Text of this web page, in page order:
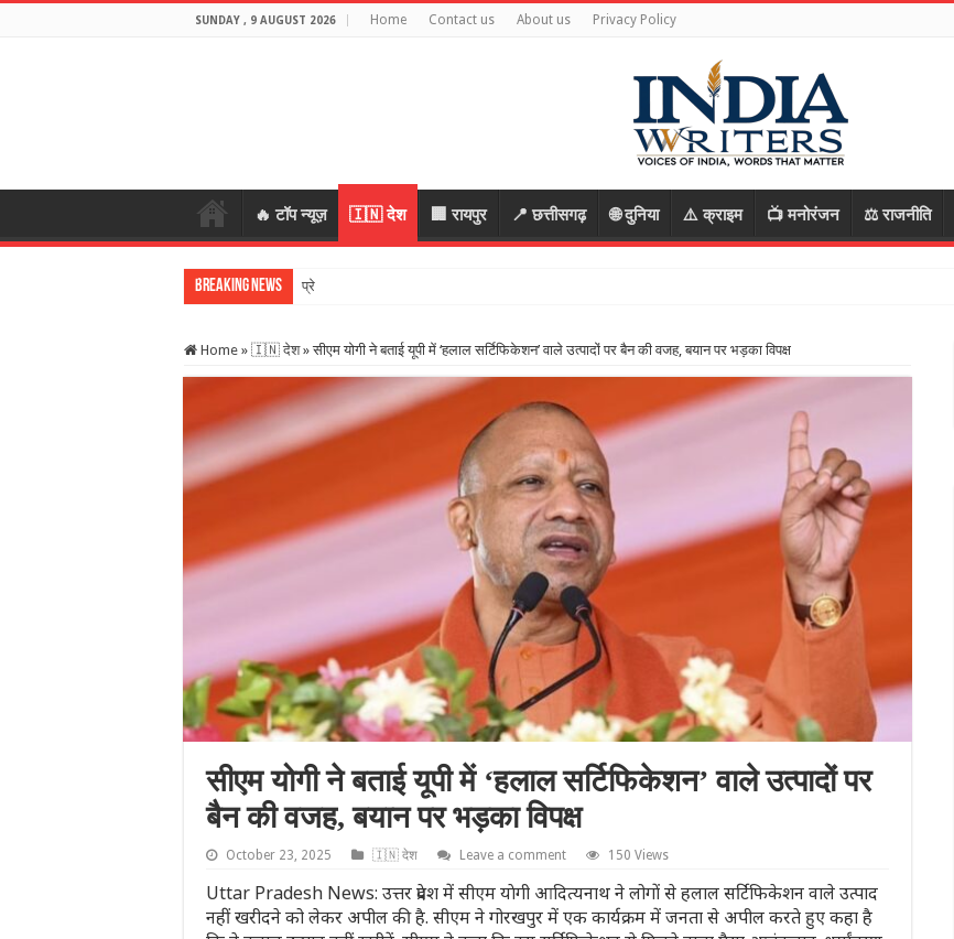
SUNDAY , 9 AUGUST 2026 Home Contact us About us Privacy Policy
🔥 टॉप न्यूज़ 🇮🇳 देश 🏢 रायपुर 📍 छत्तीसगढ़ 🌐 दुनिया ⚠️ क्राइम 📺 मनोरंजन ⚖️ राजनीति
Breaking News प्रेमी के साथ मिलकर रची पति की हत्या की साजिश, प
Home » 🇮🇳 देश » सीएम योगी ने बताई यूपी में ‘हलाल सर्टिफिकेशन’ वाले उत्पादों पर बैन की वजह, बयान पर भड़का विपक्ष
सीएम योगी ने बताई यूपी में ‘हलाल सर्टिफिकेशन’ वाले उत्पादों पर
बैन की वजह, बयान पर भड़का विपक्ष
October 23, 2025 🇮🇳 देश Leave a comment 150 Views
Uttar Pradesh News: उत्तर प्रदेश में सीएम याेगी आदित्‍यनाथ ने लोगों से हलाल सर्टिफिकेशन वाले उत्‍पाद
नहीं खरीदने को लेकर अपील की है. सीएम ने गोरखपुर में एक कार्यक्रम में जनता से अपील करते हुए कहा है